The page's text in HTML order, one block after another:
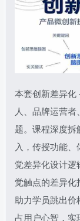
本套创新差异化
人、品牌运营
题。课程深度拆
入，传授功能
觉差异化设计逻
觉触点的差异化
助力学员跳出价
占用户心智，实